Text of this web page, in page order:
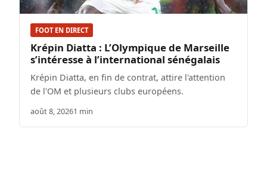
FOOT EN DIRECT
Krépin Diatta : L’Olympique de Marseille
s’intéresse à l’international sénégalais
Krépin Diatta, en fin de contrat, attire l'attention
de l'OM et plusieurs clubs européens.
août 8, 20261 min